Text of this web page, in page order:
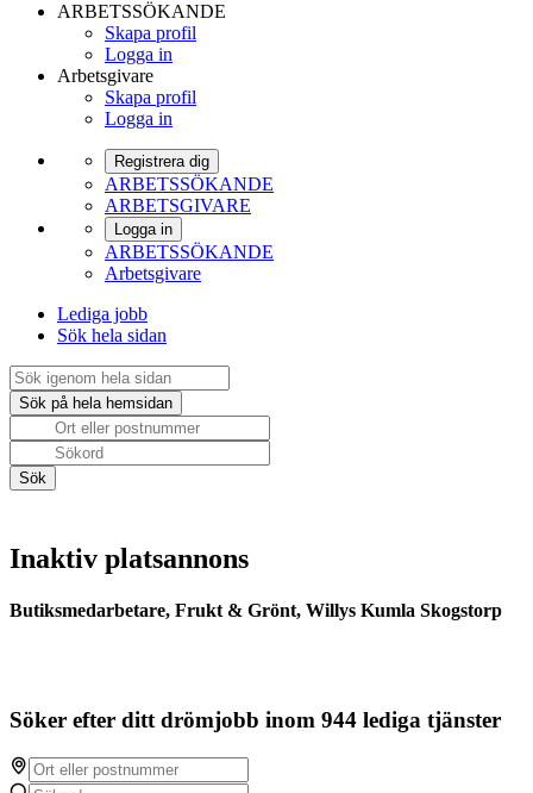
ARBETSSÖKANDE
Skapa profil
Logga in
Arbetsgivare
Skapa profil
Logga in
Registrera dig
ARBETSSÖKANDE
ARBETSGIVARE
Logga in
ARBETSSÖKANDE
Arbetsgivare
Lediga jobb
Sök hela sidan
Inaktiv platsannons
Butiksmedarbetare, Frukt & Grönt, Willys Kumla Skogstorp
Söker efter ditt drömjobb inom 944 lediga tjänster